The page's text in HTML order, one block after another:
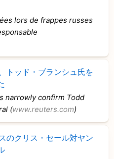
lors de frappes russes
トッド・ブランシュ氏を
narrowly confirm Todd
(www.reuters.com)
のクリス・セール対ヤン